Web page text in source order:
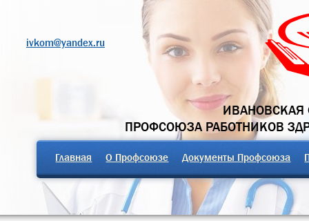
ivkom@yandex.ru
ИВАНОВСКАЯ
ПРОФСОЮЗА РАБОТНИКОВ
Главная О Профсоюзе Документы Профсоюза